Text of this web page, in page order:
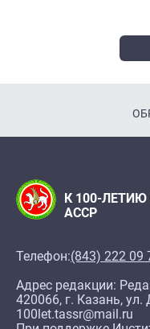
К 100-
АССР
Телефон:(843) 222 09
Адрес редакции:
420066, г. Казань, ул.
100let.tassr@mail.ru